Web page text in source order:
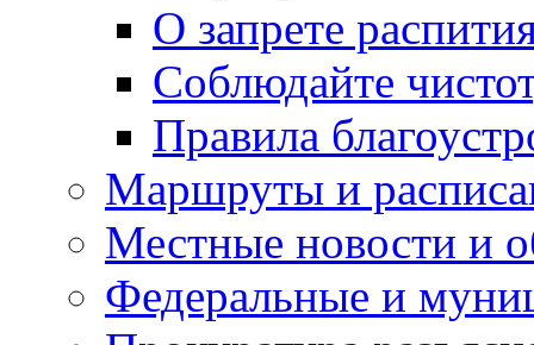
О запрете
Соблюдайте
Правила
Маршруты и
Местные новости и
Федеральные и